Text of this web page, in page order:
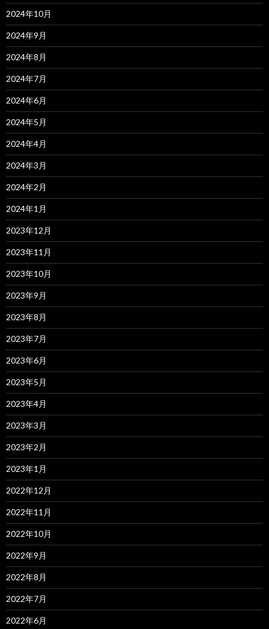
2024年10月
2024年9月
2024年8月
2024年7月
2024年6月
2024年5月
2024年4月
2024年3月
2024年2月
2024年1月
2023年12月
2023年11月
2023年10月
2023年9月
2023年8月
2023年7月
2023年6月
2023年5月
2023年4月
2023年3月
2023年2月
2023年1月
2022年12月
2022年11月
2022年10月
2022年9月
2022年8月
2022年7月
2022年6月